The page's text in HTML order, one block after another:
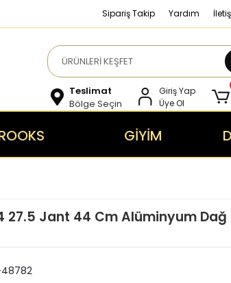
Sipariş Takip Yardım
Teslimat
Bölge Seçin
Giriş Yap
Üye Ol
GİYİM
27.5 Jant 44 Cm Alüminyum Dağ
48782